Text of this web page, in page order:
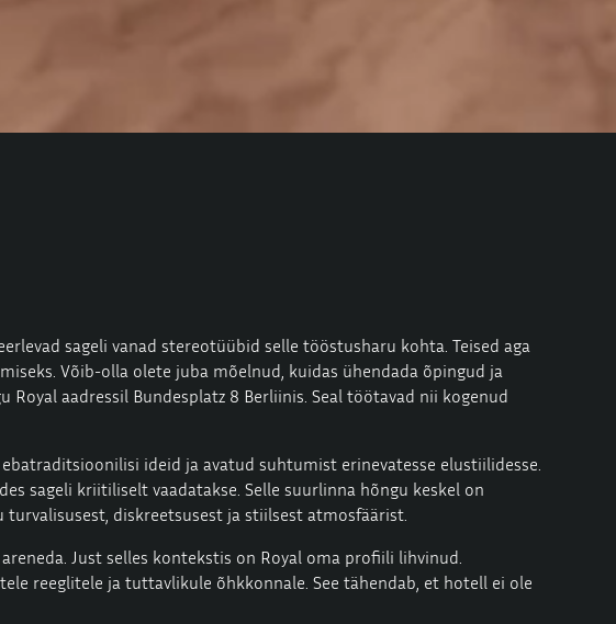
sageli vanad stereotüübid selle tööstusharu kohta. Teised aga
Võib-olla olete juba mõelnud, kuidas ühendada õpingud ja
aadressil Bundesplatz 8 Berliinis. Seal töötavad nii kogenud
ideid ja avatud suhtumist erinevatesse elustiilidesse.
sageli kriitiliselt vaadatakse. Selle suurlinna hõngu keskel on
diskreetsusest ja stiilsest atmosfäärist.
Just selles kontekstis on Royal oma profiili lihvinud.
reeglitele ja tuttavlikule õhkkonnale. See tähendab, et hotell ei ole